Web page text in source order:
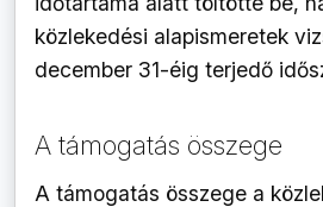
közlekedési alapismeretek
december 31-éig terjedő
A támogatás összege
A támogatás összege a